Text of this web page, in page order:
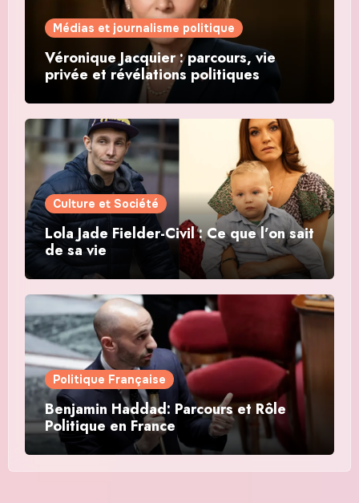
Médias et journalisme politique
Véronique Jacquier : parcours, vie
privée et révélations politiques
Culture et Société
Lola Jade Fielder-Civil : Ce que l’on sait
de sa vie
Politique Française
Benjamin Haddad: Parcours et Rôle
Politique en France